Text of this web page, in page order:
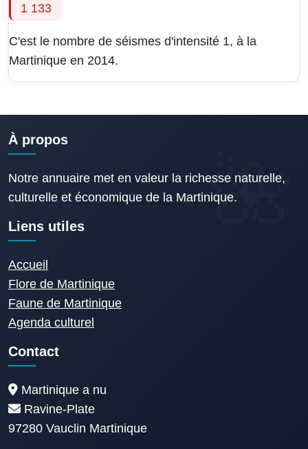
1 133
C'est le nombre de séismes d'intensité 1, à la
Martinique en 2014.
À propos
Notre annuaire met en valeur la richesse naturelle,
culturelle et économique de la Martinique.
Liens utiles
Accueil
Flore de Martinique
Faune de Martinique
Agenda culturel
Contact
Martinique a nu
Ravine-Plate
97280 Vauclin Martinique